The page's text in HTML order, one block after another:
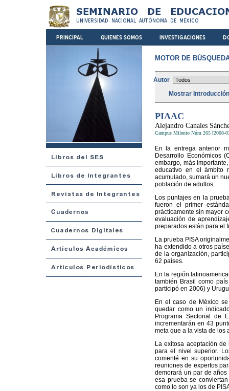
MOTOR DE
Autor
Mostrar
PIAAC
Alejandro Canales
Campus Milenio Núm 265 [2008-
En la entrega anterior
Desarrollo Económicos
embargo, más
educativo en el ámbito
acumulado, sumará un
población de adultos.
Los puntajes en la
fueron el primer
prácticamente sin mayor
evaluación de
preparados están para el
La prueba PISA
ha extendido a otros
de la organización,
62 países.
En la región
también Brasil como
participó en 2006) y
En el caso de México
quedar como un
Programa Sectorial de
incrementarán en 43
meta que a la vista de los
La exitosa aceptación
para el nivel superior.
comenté en su
reuniones de expertos
demorará un par de
esa prueba se
como lo son ya los de